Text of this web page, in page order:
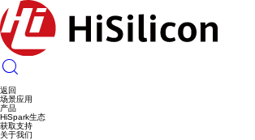
返回
场景应用
产品
HiSpark生态
获取支持
关于我们